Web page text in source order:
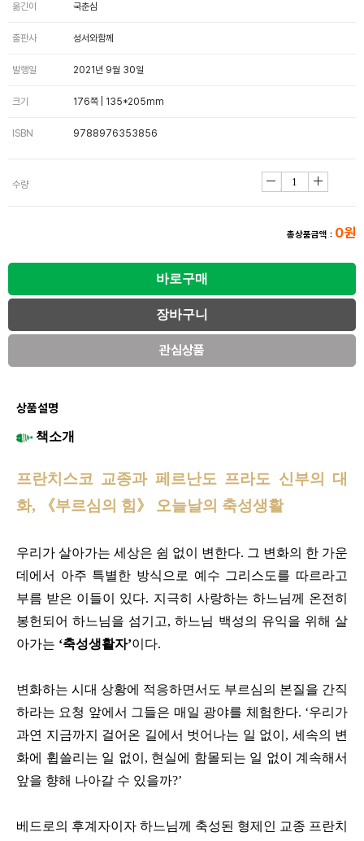
옮긴이 국춘심
출판사 성서와함께
발행일 2021년 9월 30일
크기 176쪽 | 135*205mm
ISBN 9788976353856
수량
총상품금액 : 0원
관심상품
상품설명
책소개
프란치스코 교종과 페르난도 프라도 신부의 대
화,
《부르심의 힘》 오늘날의 축성생활
우리가 살아가는 세상은 쉼 없이 변한다. 그 변화의 한 가운
데에서 아주 특별한 방식으로 예수 그리스도를 따르라고
부름 받은 이들이 있다. 지극히 사랑하는 하느님께 온전히
봉헌되어 하느님을 섬기고,하느님 백성의 유익을 위해 살
아가는 ‘축성생활자’이다.
변화하는 시대 상황에 적응하면서도 부르심의 본질을 간직
하라는 요청 앞에서 그들은 매일 광야를 체험한다. ‘우리가
과연 지금까지 걸어온 길에서 벗어나는 일 없이 , 세속의 변
화에 휩쓸리는 일 없이 , 현실에 함몰되는 일 없이 계속해서
앞을 향해 나아갈 수 있을까?’
베드로의 후계자이자 하느님께 축성된 형제인 교종 프란치